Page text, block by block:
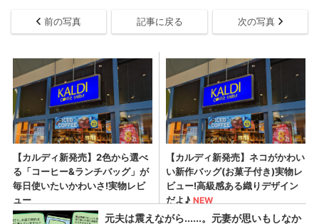
前の写真 記事に戻る 次の写真